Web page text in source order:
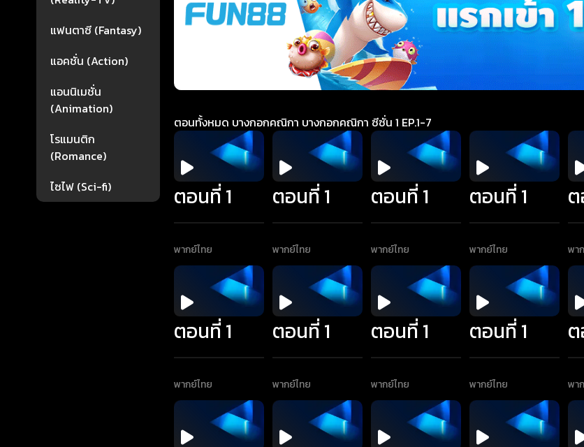
แฟนตาซี (Fantasy)
แอคชั่น (Action)
แอนนิเมชั่น
(Animation)
โรแมนติก
(Romance)
ไซไฟ (Sci-fi)
ตอนทั้งหมด บางกอกคณิกา บางกอกคณิกา ซีซั่น 1 EP.1-7
ตอนที่ 1
พากย์ไทย
ตอนที่ 1
พากย์ไทย
ตอนที่ 1
พากย์ไทย
ตอนที่ 1
พากย์ไทย พา
ตอนที่ 1
พากย์ไทย
ตอนที่ 1
พากย์ไทย
ตอนที่ 1
พากย์ไทย
ตอนที่ 1
พากย์ไทย พา